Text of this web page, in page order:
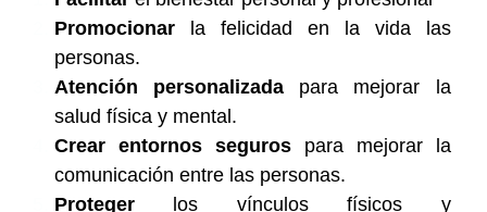
Promocionar la felicidad en la vida las
personas.
Atención personalizada para mejorar la
salud física y mental.
Crear entornos segurospara mejorar la
comunicación entre las personas.
Proteger
los vínculos físicos y